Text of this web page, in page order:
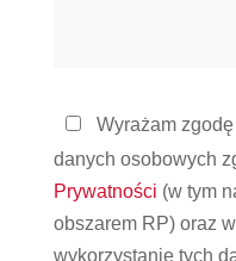
Polityka
prywatności
*
Wyrażam
danych osobowych
Prywatności (w tym
obszarem RP) oraz
wykorzystanie tych